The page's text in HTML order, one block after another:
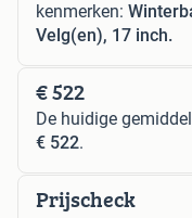
kenmerken:
Velg(en), 17 inch.
€ 522
De huidige
€ 522.
Prijscheck